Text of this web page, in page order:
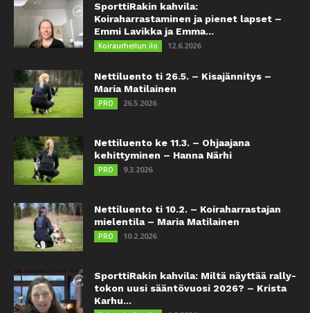
SporttiRakin kahvila:
Koiraharrastaminen ja pienet lapset –
Emmi Lavikka ja Emma...
Koiraurheilun ilo 12.6.2026
Nettiluento ti 26.5. – Kisajännitys –
Maria Matilainen
PRO 26.5.2026
Nettiluento ke 11.3. – Ohjaajana
kehittyminen – Hanna Närhi
PRO 9.3.2026
Nettiluento ti 10.2. – Koiraharrastajan
mielentila – Maria Matilainen
PRO 10.2.2026
SporttiRakin kahvila: Miltä näyttää rally-
tokon uusi sääntövuosi 2026? – Krista
Karhu...